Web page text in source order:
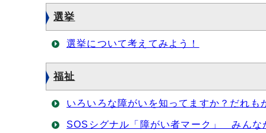
選挙
選挙について考えてみよう！
福祉
いろいろな障がいを知ってますか？だれも
SOSシグナル「障がい者マーク」 みんな